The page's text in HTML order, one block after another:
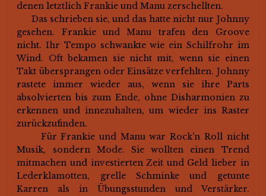
denen letztlich Frankie und Manu zerschellten.
Das schrieben sie, und das hatte nicht nur Johnny
gesehen. Frankie und Manu trafen den Groove
nicht. Ihr Tempo schwankte wie ein Schilfrohr im
Wind. Oft bekamen sie nicht mit, wenn sie einen
Takt übersprangen oder Einsätze verfehlten. Johnny
rastete immer wieder aus, wenn sie ihre Parts
absolvierten bis zum Ende, ohne Disharmonien zu
erkennen und innezuhalten, um wieder ins Raster
zurückzufinden.
Für Frankie und Manu war Rock’n Roll nicht
Musik, sondern Mode. Sie wollten einen Trend
mitmachen und investierten Zeit und Geld lieber in
Lederklamotten, grelle Schminke und getunte
Karren als in Übungsstunden und Verstärker.